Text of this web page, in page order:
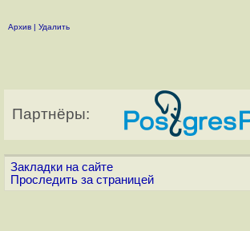
Архив | Удалить
Партнёры:
Закладки на сайте
Проследить за страницей